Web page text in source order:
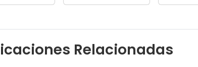
Relacionadas